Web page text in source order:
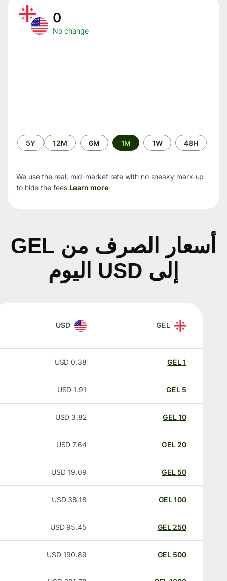
No change
الفترة
الزمنية
48H
1W
1M
6M
12M
5Y
We use the real, mid-market rate with no sneaky mark-up
to hide the fees.Learn more
أسعار الصرف من GEL
إلى USD اليوم
GEL
USD
GEL
0.38
USD
GEL
1.91
USD
GEL
3.82
USD
20
GEL
7.64
USD
50
GEL
19.09
USD
100
GEL
38.18
USD
250
GEL
95.45
USD
500
GEL
190.89
USD